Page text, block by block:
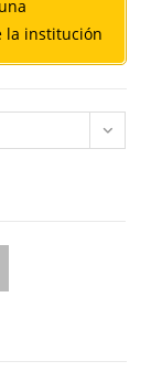
la institución